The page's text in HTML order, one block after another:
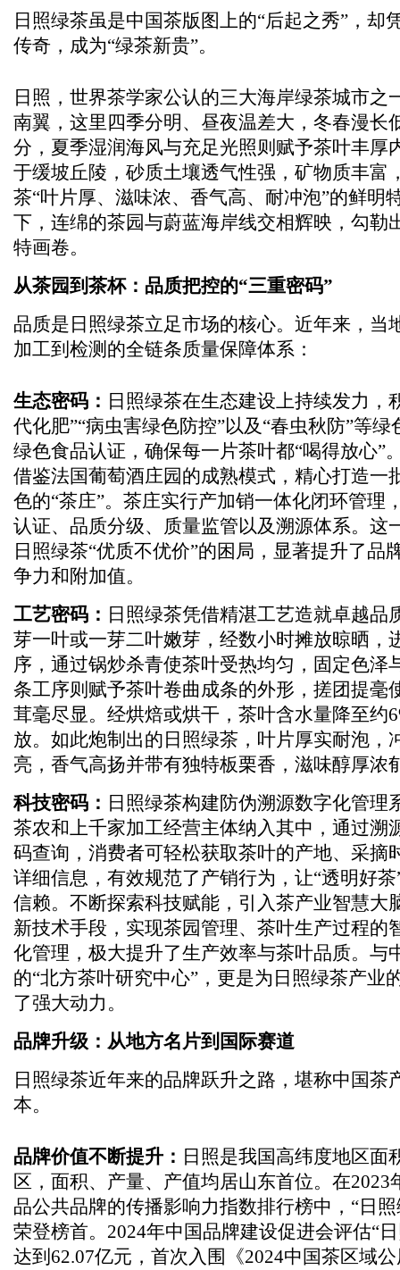
日照绿茶虽是中国茶版图上的“后起之秀”，却
传奇，成为“绿茶新贵”。
日照，世界茶学家公认的三大海岸绿茶城市之
南翼，这里四季分明、昼夜温差大，冬春漫长
分，夏季湿润海风与充足光照则赋予茶叶丰厚
于缓坡丘陵，砂质土壤透气性强，矿物质丰富
茶“叶片厚、滋味浓、香气高、耐冲泡”的鲜明
下，连绵的茶园与蔚蓝海岸线交相辉映，勾勒
特画卷。
从茶园到茶杯：品质把控的“三重密码”
品质是日照绿茶立足市场的核心。近年来，当
加工到检测的全链条质量保障体系：
生态密码： 日照绿茶在生态建设上持续发力，
代化肥”“病虫害绿色防控”以及“春虫秋防”等
绿色食品认证，确保每一片茶叶都“喝得放心”
借鉴法国葡萄酒庄园的成熟模式，精心打造一
色的“茶庄”。茶庄实行产加销一体化闭环管理
认证、品质分级、质量监管以及溯源体系。这
日照绿茶“优质不优价”的困局，显著提升了品
争力和附加值。
工艺密码： 日照绿茶凭借精湛工艺造就卓越品
芽一叶或一芽二叶嫩芽，经数小时摊放晾晒，
序，通过锅炒杀青使茶叶受热均匀，固定色泽
条工序则赋予茶叶卷曲成条的外形，搓团提毫
茸毫尽显。经烘焙或烘干，茶叶含水量降至约
放。如此炮制出的日照绿茶，叶片厚实耐泡，
亮，香气高扬并带有独特板栗香，滋味醇厚浓
科技密码： 日照绿茶构建防伪溯源数字化管理
茶农和上千家加工经营主体纳入其中，通过溯
码查询，消费者可轻松获取茶叶的产地、采摘
详细信息，有效规范了产销行为，让“透明好
信赖。不断探索科技赋能，引入茶产业智慧大
新技术手段，实现茶园管理、茶叶生产过程的
化管理，极大提升了生产效率与茶叶品质。与
的“北方茶叶研究中心”，更是为日照绿茶产业
了强大动力。
品牌升级：从地方名片到国际赛道
日照绿茶近年来的品牌跃升之路，堪称中国茶
本。
品牌价值不断提升： 日照是我国高纬度地区面
区，面积、产量、产值均居山东首位。在2023
品公共品牌的传播影响力指数排行榜中，“日
荣登榜首。2024年中国品牌建设促进会评估“
达到62.07亿元，首次入围《2024中国茶区域